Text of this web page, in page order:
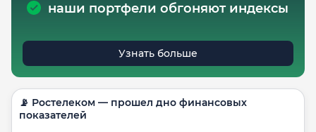
наши портфели обгоняют индексы
Узнать больше
📡 Ростелеком — прошел дно финансовых
показателей